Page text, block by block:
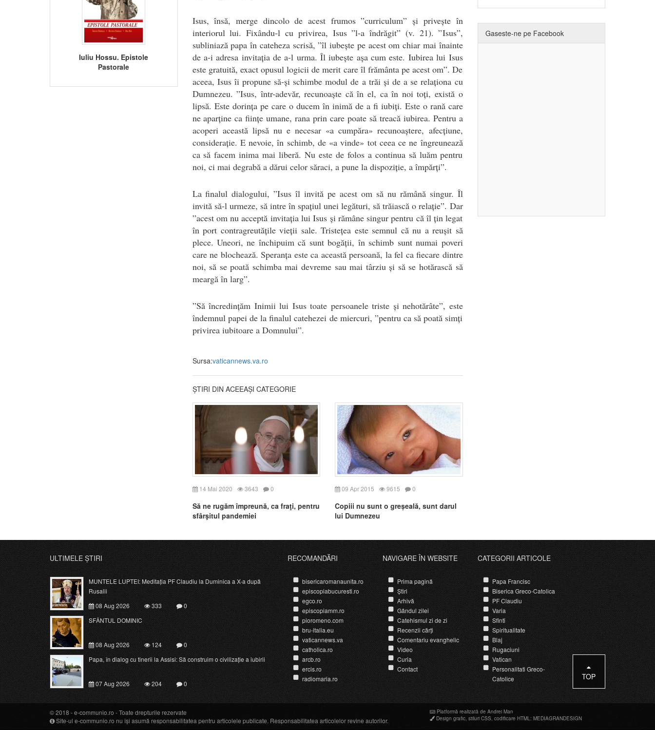
Iuliu Hossu. Epistole
Pastorale
Isus, însă, merge dincolo de acest frumos ”curriculum” și privește în
interiorul lui. Fixându-l cu privirea, Isus ”l-a îndrăgit” (v. 21). ”Isus”,
subliniază papa în cateheza scrisă, ”îl iubește pe acest om chiar mai înainte
de a-i adresa invitația de a-l urma. Îl iubește așa cum este. Iubirea lui Isus
este gratuită, exact opusul logicii de merit care îl frământa pe acest om”. De
aceea, Isus îi propune să-și schimbe modul de a trăi și de a se relaționa cu
Dumnezeu. ”Isus, într-adevăr, recunoaște că în el, ca în noi toți, există o
lipsă. Este dorința pe care o ducem în inimă de a fi iubiți. Este o rană care
ne aparține ca ființe umane, rana prin care poate să treacă iubirea. Pentru a
acoperi această lipsă nu e necesar «a cumpăra» recunoaștere, afecțiune,
considerație. E nevoie, în schimb, de «a vinde» tot ceea ce ne îngreunează
ca să facem inima mai liberă. Nu este de folos a continua să luăm pentru
noi, ci mai degrabă a dărui celor săraci, a pune la dispoziție, a împărți”.
La finalul dialogului, ”Isus îl invită pe acest om să nu rămână singur. Îl
invită să-l urmeze, să intre în spațiul unei legături, să trăiască o relație”. Dar
”acest om nu acceptă invitația lui Isus și rămâne singur pentru că îl țin legat
în port contragreutățile vieții sale. Tristețea este semnul că nu a reușit să
plece. Uneori, ne închipuim că sunt bogății, în schimb sunt numai poveri
care ne blochează. Speranța este ca această persoană, la fel ca fiecare dintre
noi, să se poată schimba mai devreme sau mai târziu și să se hotărască să
meargă în larg”.
”Să încredințăm Inimii lui Isus toate persoanele triste și nehotărâte”, este
îndemnul papei de la finalul catehezei de miercuri, ”pentru ca să poată simți
privirea iubitoare a Domnului”.
Sursa:vaticannews.va.ro
ȘTIRI DIN ACEEAȘI CATEGORIE
14 Mai 2020 3643 0
Să ne rugăm împreună, ca fraţi, pentru
sfârşitul pandemiei
09 Apr 2015 9615 0
Copiii nu sunt o greșeală, sunt darul
lui Dumnezeu
Gaseste-ne pe Facebook
ULTIMELE ȘTIRI
MUNTELE LUPTEI: Meditația PF Claudiu la Duminica a X-a după
Rusalii
08 Aug 2026
333
0
SFÂNTUL DOMINIC
08 Aug 2026 124
0
Papa, în dialog cu tinerii la Assisi: Să construim o civilizație a iubirii
07 Aug 2026 204 0
RECOMANDĂRI
bisericaromanaunita.ro
episcopiabucuresti.ro
egco.ro
episcopiamm.ro
pioromeno.com
bru-italia.eu
vaticannews.va
catholica.ro
arcb.ro
ercis.ro
radiomaria.ro
NAVIGARE ÎN WEBSITE
Prima pagină
Știri
Arhivă
Gândul zilei
Catehismul zi de zi
Recenzii cărți
Comentariu evanghelic
Video
Curia
Contact
CATEGORII ARTICOLE
Papa Francisc
Biserica Greco-Catolica
PF Claudiu
Varia
Sfinti
Spiritualitate
Blaj
Rugaciuni
Vatican
Personalitati Greco-
Catolice
TOP
© 2018 -e-communio.ro - Toate drepturile rezervate
Site-ul e-communio.ro nu își asumă responsabilitatea pentru articolele publicate. Responsabilitatea articolelor revine autorilor.
Platformă realizată de Andrei Man
Design grafic stiluri CSS codificare HTML : MEDIAGRANDESIGN